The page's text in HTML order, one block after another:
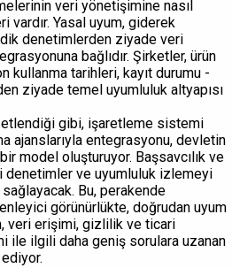
veri yönetişimine nasıl
vardır. Yasal uyum, giderek
denetimlerden ziyade veri
bağlıdır. Şirketler, ürün
kullanma tarihleri, kayıt durumu -
ziyade temel uyumluluk altyapısı
gibi, işaretleme sistemi
ajanslarıyla entegrasyonu, devletin
model oluşturuyor. Başsavcılık ve
denetimler ve uyumluluk izlemeyi
Bu, perakende
görünürlükte, doğrudan uyum
veri erişimi, gizlilik ve ticari
ile ilgili daha geniş sorulara uzanan